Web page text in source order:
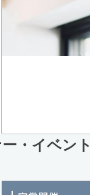
・イベント